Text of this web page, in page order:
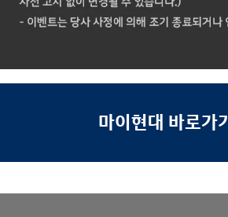
마이현대 바로가기